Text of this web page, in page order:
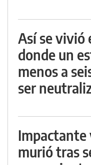
Así se vivió
donde un
menos a
ser
murió tras